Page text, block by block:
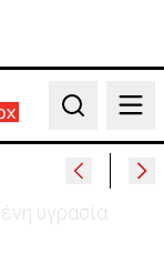
Search
πάρτι έχει